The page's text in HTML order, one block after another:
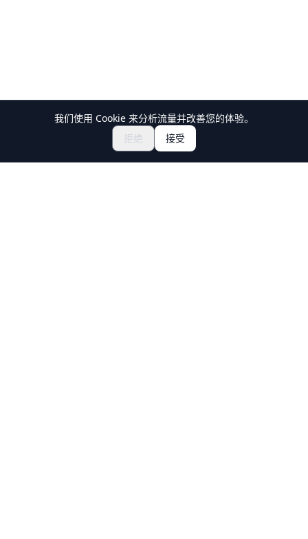
探索祭典与活动
获取日本祭典门票
我们使用 Cookie 来分析流量并改善您的体验。
拒绝
接受